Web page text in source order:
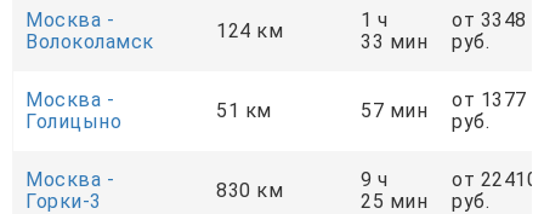
Москва -
Волоколамск
124 км
1 ч
33 мин
от 3348
руб.
Москва -
Голицыно
51 км 57 мин
от 1377
руб.
Москва -
Горки-3
830 км
9 ч
25 мин
от 22410
руб.